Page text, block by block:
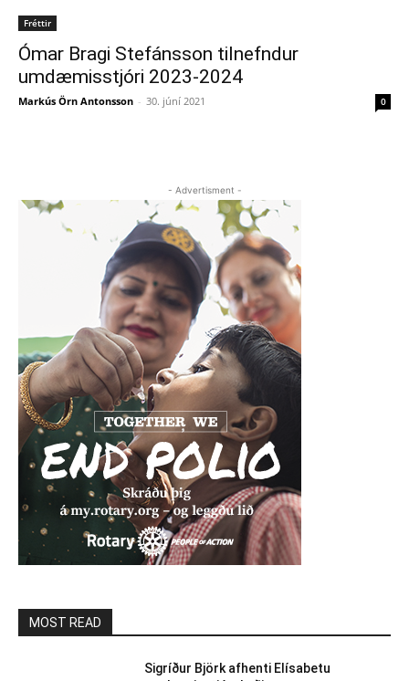
Fréttir
Ómar Bragi Stefánsson tilnefndur
umdæmisstjóri 2023-2024
Markús Örn Antonsson - 30. júní 2021 0
- Advertisment -
MOST READ
Sigríður Björk afhenti Elísabetu